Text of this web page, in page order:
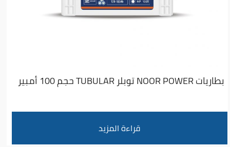
بطاريات NOOR POWER توبلر TUBULAR حجم 100 أمبير
قراءة المزيد